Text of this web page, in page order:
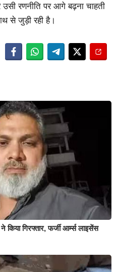
रणनीति पर आगे बढ़ना चाहती
से जुड़ी रही है।
गिरफ्तार, फर्जी आर्म्स लाइसेंस